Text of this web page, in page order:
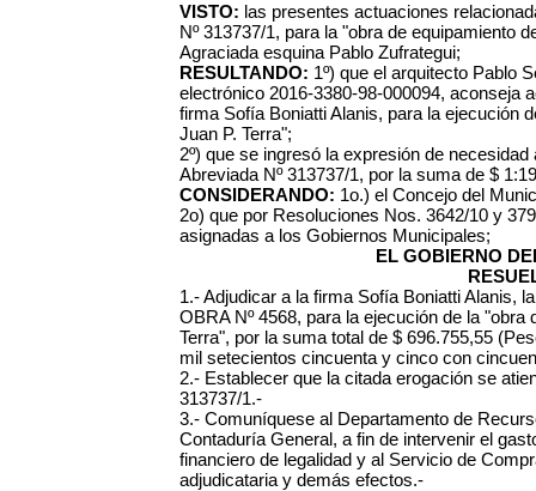
VISTO: las presentes actuaciones
Nº 313737/1, para la "obra de equipamiento
Agraciada esquina Pablo Zufrategui;
RESULTANDO: 1º) que el arquitecto Pablo
electrónico 2016-3380-98-000094, aconseja
firma Sofía Boniatti Alanis, para la ejecución
Juan P. Terra";
2º) que se ingresó la expresión de
Abreviada Nº 313737/1, por la suma de $
CONSIDERANDO: 1o.) el Concejo del
2o) que por Resoluciones Nos. 3642/10 y
asignadas a los Gobiernos Municipales;
EL GOBIERNO
1.- Adjudicar a la firma Sofía Boniatti Alanis,
OBRA Nº 4568, para la ejecución de la "obra
Terra", por la suma total de $ 696.755,55
mil setecientos cincuenta y cinco con
2.- Establecer que la citada erogación se
313737/1.-
3.- Comuníquese al Departamento de
Contaduría General, a fin de intervenir el
financiero de legalidad y al Servicio de
adjudicataria y demás efectos.-